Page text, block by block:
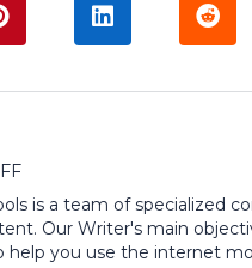
is a team of specialized
Our Writer's main
help you use the internet